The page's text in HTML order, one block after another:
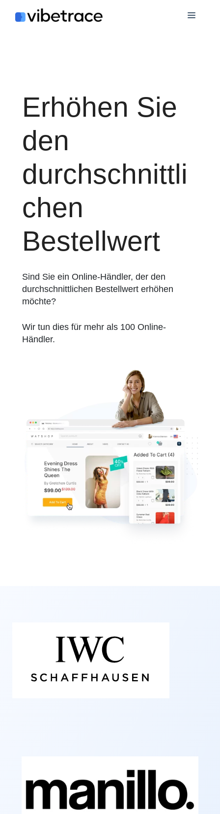
Inhalt
Erhöhen Sie
den
durchschnittli
chen
Bestellwert
Sind Sie ein Online-Händler, der den
durchschnittlichen Bestellwert erhöhen
möchte?
Wir tun dies für mehr als 100 Online-
Händler.